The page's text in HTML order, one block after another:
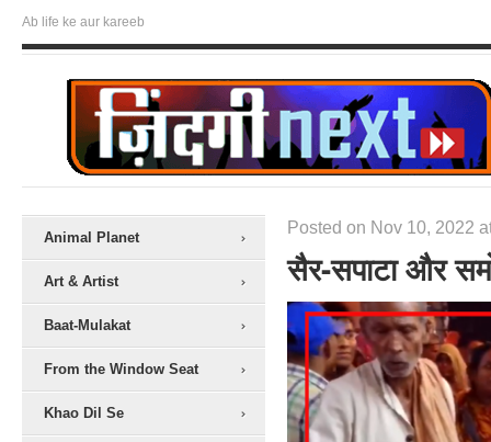
Ab life ke aur kareeb
Animal Planet
Art & Artist
Baat-Mulakat
From the Window Seat
Khao Dil Se
Posted on Nov 10, 2022
सैर-सपाटा और